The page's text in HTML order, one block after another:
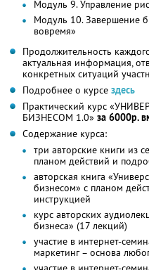
Модуль 9. Управление
Модуль 10. Завершение
вовремя»
Продолжительность
актуальная информация,
конкретных ситуаций
Подробнее о курсе здесь
Практический курс
БИЗНЕСОМ 1.0» за 6000р.
Содержание курса:
три авторские книги из
планом действий и
авторская книга
бизнесом» с планом
инструкцией
курс авторских
бизнеса» (17 лекций)
участие в интернет-
маркетинг – основа